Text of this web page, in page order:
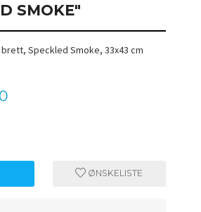
SMOKE"
Speckled Smoke, 33x43 cm
ØNSKELISTE